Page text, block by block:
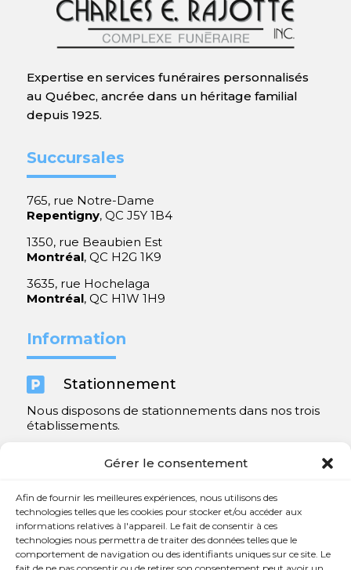
Gérer le consentement
Afin de fournir les meilleures expériences, nous utilisons des
technologies telles que les cookies pour stocker et/ou accéder aux
informations relatives à l'appareil. Le fait de consentir à ces
technologies nous permettra de traiter des données telles que le
comportement de navigation ou des identifiants uniques sur ce site. Le
Expertise en services funéraires personnalisés
au Québec, ancrée dans un héritage familial
depuis 1925.
Succursales
765, rue Notre-Dame
Repentigny, QC J5Y 1B4
1350, rue Beaubien Est
Montréal, QC H2G 1K9
3635, rue Hochelaga
Montréal, QC H1W 1H9
Information
 Stationnement
Nous disposons de stationnements dans nos trois
établissements.
Contact
 450 654-3342